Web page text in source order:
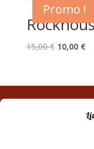
Promo !
15,00€ Le
était :
15,00 €.
10,00 €Le